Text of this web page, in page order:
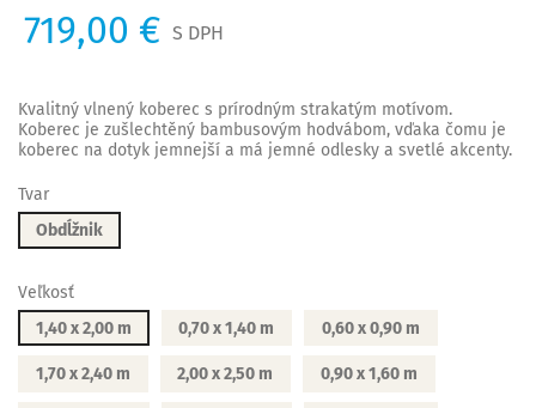
719,00 € S DPH
Kvalitný vlnený koberec s prírodným strakatým motívom.
Koberec je zušlechtěný bambusovým hodvábom, vďaka čomu je
koberec na dotyk jemnejší a má jemné odlesky a svetlé akcenty.
Tvar
Obdĺžnik
Veľkosť
1,40 x 2,00 m
0,70 x 1,40 m 0,60 x 0,90 m
1,70 x 2,40 m 2,00 x 2,50 m 0,90 x 1,60 m